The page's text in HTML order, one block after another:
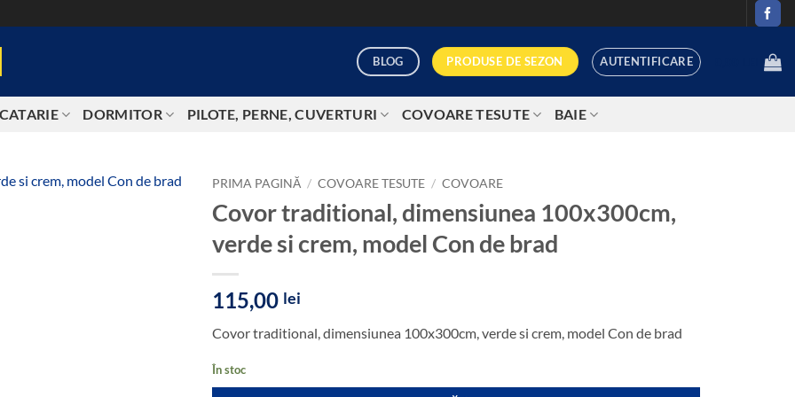
BLOG PRODUSE DE SEZON AUTENTIFICARE
DORMITOR PILOTE, PERNE, CUVERTURI COVOARE TESUTE BAIE
PRIMA PAGINĂ / COVOARE TESUTE / COVOARE
Covor traditional, dimensiunea 100x300cm,
verde si crem, model Con de brad
115,00 lei
Covor traditional, dimensiunea 100x300cm, verde si crem, model Con de brad
În stoc